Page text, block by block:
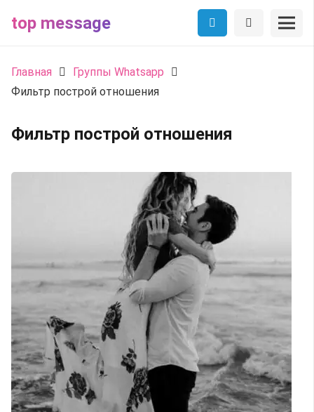
top message
Главная
Группы Whatsapp
Фильтр построй отношения
Фильтр построй отношения